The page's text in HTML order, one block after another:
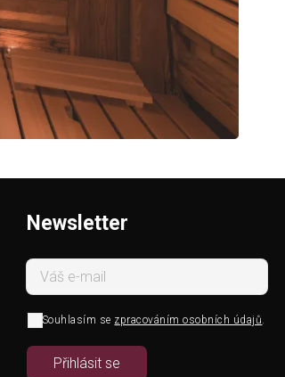
Newsletter
Souhlasím se zpracováním osobních údajů.